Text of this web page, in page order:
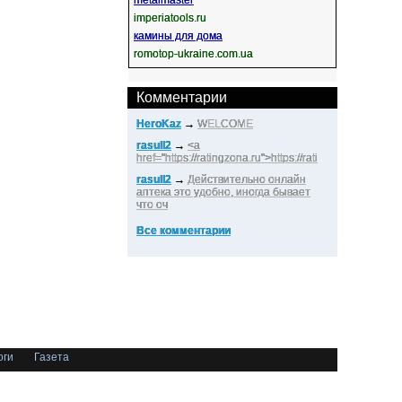
imperiatools.ru
камины для дома
romotop-ukraine.com.ua
Комментарии
HeroKaz → WELCOME
rasull2 → <a
href="https://ratingzona.ru">https://rati
rasull2 → Действительно онлайн
аптека это удобно, иногда бывает
что оч
Все комментарии
Газета